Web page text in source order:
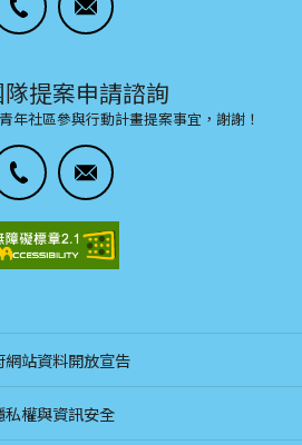
提案申請諮詢
年社區參與行動計畫提案事宜，謝謝！
網站資料開放宣告
私權與資訊安全